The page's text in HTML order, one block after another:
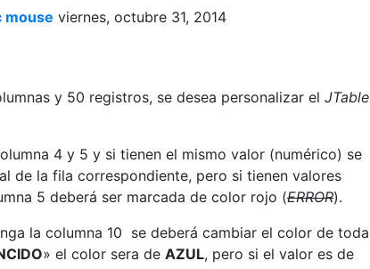
mouse viernes, octubre 31, 2014
y 50 registros, se desea personalizar el JTable
4 y 5 y si tienen el mismo valor (numérico) se
de la fila correspondiente, pero si tienen valores
5 deberá ser marcada de color rojo (ERROR).
la columna 10 se deberá cambiar el color de toda
» el color sera de AZUL, pero si el valor es de